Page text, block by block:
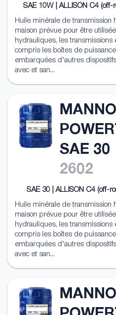
SAE 10W | ALLISON C4 (off-
Huile minérale de transmission
maison prévue pour être
hydrauliques, les transmissions
compris les boîtes de
embarquées d'autres
avec et san...
SAE 30
2602
SAE 30 | ALLISON C4 (off-
Huile minérale de transmission
maison prévue pour être
hydrauliques, les transmissions
compris les boîtes de
embarquées d'autres
avec et san...